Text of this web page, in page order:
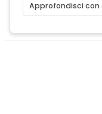
Approfondisci